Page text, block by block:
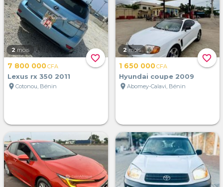
favorite_border
2 mois
7 800 000CFA
Lexus rx 350 2011
location_on Cotonou, Bénin
favorite_border
2 mois
1 650 000CFA
Hyundai coupe 2009
location_on Abomey-Calavi, Bénin